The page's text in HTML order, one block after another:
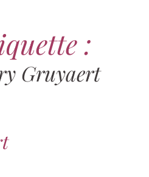
:
Gruyaert